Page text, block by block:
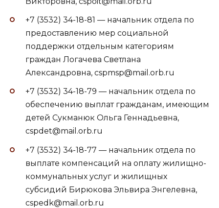
+7 (3532) 34-18-81 — начальник отдела по
предоставлению мер социальной
поддержки отдельным категориям
граждан Логачева Светлана
Александровна, cspmsp@mail.orb.ru
+7 (3532) 34-18-79 — начальник отдела по
обеспечению выплат гражданам, имеющим
детей Сукманюк Ольга Геннадьевна,
cspdet@mail.orb.ru
+7 (3532) 34-18-77 — начальник отдела по
выплате компенсаций на оплату жилищно-
коммунальных услуг и жилищных
субсидий Бирюкова Эльвира Энгелевна,
cspedk@mail.orb.ru